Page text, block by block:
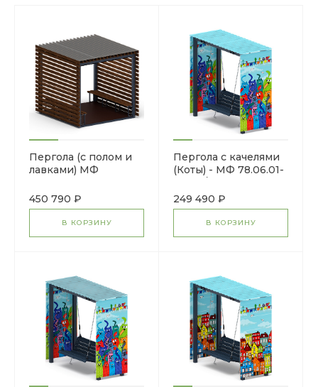
Пергола (с полом и
лавками) МФ
450 790 ₽
В КОРЗИНУ
Пергола с качелями
(Коты) - МФ 78.06.01-
поликарбоната/
249 490 ₽
В КОРЗИНУ